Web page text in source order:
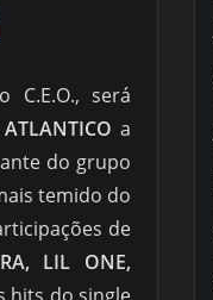
C.E.O., será
a
do grupo
temido do
de
LIL ONE,